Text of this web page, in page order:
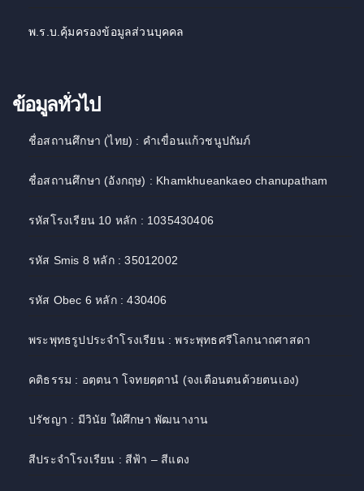
พ.ร.บ.คุ้มครองข้อมูลส่วนบุคคล
ข้อมูลทั่วไป
ชื่อสถานศึกษา (ไทย) : คำเขื่อนแก้วชนูปถัมภ์
ชื่อสถานศึกษา (อังกฤษ) : Khamkhueankaeo chanupatham
รหัสโรงเรียน 10 หลัก : 1035430406
รหัส Smis 8 หลัก : 35012002
รหัส Obec 6 หลัก : 430406
พระพุทธรูปประจำโรงเรียน : พระพุทธศรีโลกนาถศาสดา
คติธรรม : อตฺตนา โจทยตฺตานํ (จงเตือนตนด้วยตนเอง)
ปรัชญา : มีวินัย ใฝ่ศึกษา พัฒนางาน
สีประจำโรงเรียน : สีฟ้า – สีแดง